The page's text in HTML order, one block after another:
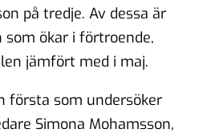
på tredje. Av dessa är
som ökar i förtroende,
jämfört med i maj.
första som undersöker
Simona Mohamsson,